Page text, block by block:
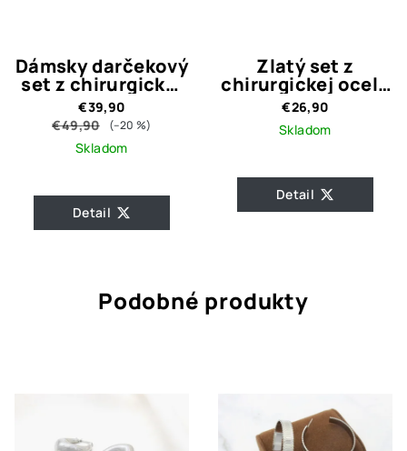
Dámsky darčekový
set z chirurgickej
ocele FATYMA
GOLD
€39,90
€49,90
(–20 %)
Skladom
Detail
Zlatý set z
chirurgickej ocele
Nota
€26,90
Skladom
Detail
Podobné produkty